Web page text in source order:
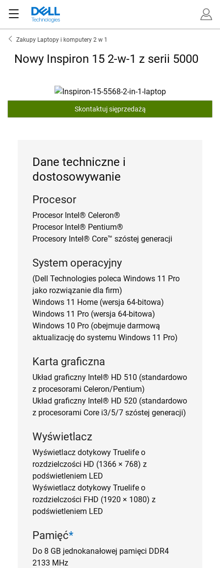
Zakupy Laptopy i komputery 2 w 1
Nowy Inspiron 15 2-w-1 z serii 5000
Skontaktuj sięprzedażą
Dane techniczne i
dostosowywanie
Procesor
Procesor Intel® Celeron®
Procesor Intel® Pentium®
Procesory Intel® Core™ szóstej generacji
System operacyjny
(Dell Technologies poleca Windows 11 Pro
jako rozwiązanie dla firm)
Windows 11 Home (wersja 64-bitowa)
Windows 11 Pro (wersja 64-bitowa)
Windows 10 Pro (obejmuje darmową
aktualizację do systemu Windows 11 Pro)
Karta graficzna
Układ graficzny Intel® HD 510 (standardowo
z procesorami Celeron/Pentium)
Układ graficzny Intel® HD 520 (standardowo
z procesorami Core i3/5/7 szóstej generacji)
Wyświetlacz
Wyświetlacz dotykowy Truelife o
rozdzielczości HD (1366 × 768) z
podświetleniem LED
Wyświetlacz dotykowy Truelife o
rozdzielczości FHD (1920 × 1080) z
podświetleniem LED
Pamięć*
Do 8 GB jednokanałowej pamięci DDR4
2133 MHz